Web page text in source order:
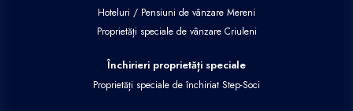
Hoteluri / Pensiuni de vânzare Mereni
Proprietăți speciale de vânzare Criuleni
Închirieri proprietăți speciale
Proprietăți speciale de închiriat Step-Soci